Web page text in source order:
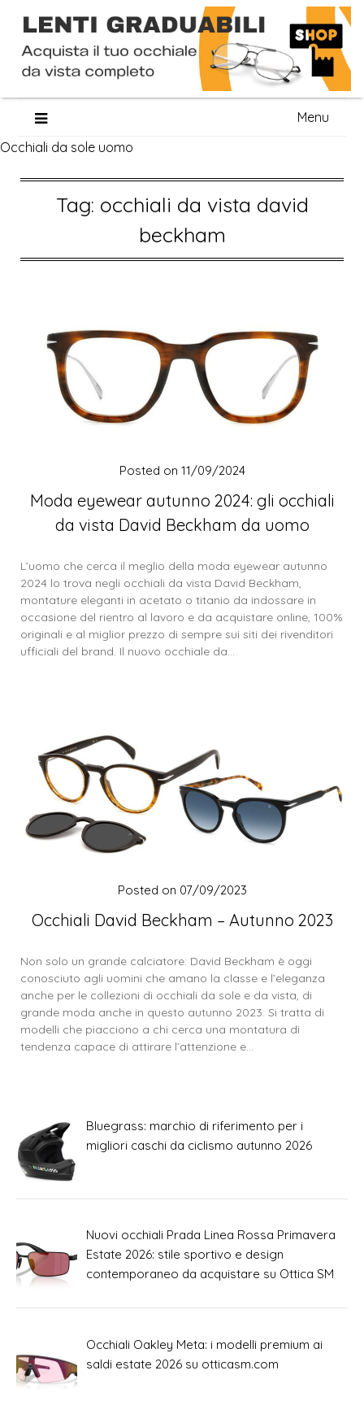
content
Menu
Occhiali da sole uomo
Tag: occhiali da vista david
beckham
Moda eyewear autunno 2024: gli occhiali
da vista David Beckham da uomo
Posted on 11/09/2024
L’uomo che cerca il meglio della moda eyewear autunno
2024 lo trova negli occhiali da vista David Beckham,
montature eleganti in acetato o titanio da indossare in
occasione del rientro al lavoro e da acquistare online, 100%
originali e al miglior prezzo di sempre sui siti dei rivenditori
ufficiali del brand. Il nuovo occhiale da…
Occhiali David Beckham – Autunno 2023
Posted on 07/09/2023
Non solo un grande calciatore: David Beckham è oggi
conosciuto agli uomini che amano la classe e l’eleganza
anche per le collezioni di occhiali da sole e da vista, di
grande moda anche in questo autunno 2023. Si tratta di
modelli che piacciono a chi cerca una montatura di
tendenza capace di attirare l’attenzione e…
Bluegrass: marchio di riferimento per i
migliori caschi da ciclismo autunno 2026
Nuovi occhiali Prada Linea Rossa Primavera
Estate 2026: stile sportivo e design
contemporaneo da acquistare su Ottica SM
Occhiali Oakley Meta: i modelli premium ai
saldi estate 2026 su otticasm.com